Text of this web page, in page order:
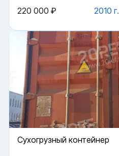
2010 г.
220 000 ₽
Cухогрузный контейнер